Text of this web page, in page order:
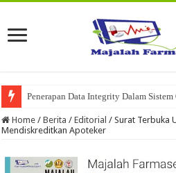
Penerapan Data Integrity Dalam
Home / Berita / Editorial / Surat Terbuka
Mendiskreditkan Apoteker